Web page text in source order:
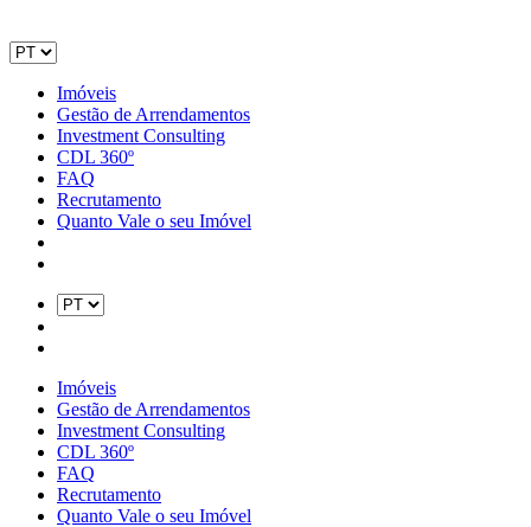
Imóveis
Gestão de Arrendamentos
Investment Consulting
CDL 360º
FAQ
Recrutamento
Quanto Vale o seu Imóvel
Imóveis
Gestão de Arrendamentos
Investment Consulting
CDL 360º
FAQ
Recrutamento
Quanto Vale o seu Imóvel